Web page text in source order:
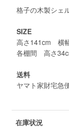
格子の木製シェル
SIZE
高さ141cm 横
各棚間 高さ
送料
ヤマト家財宅急
在庫状況